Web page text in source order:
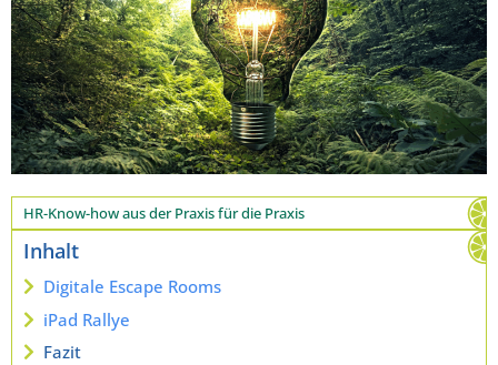
HR-Know-how aus der Praxis für die Praxis
Inhalt
Digitale Escape Rooms
iPad Rallye
Fazit